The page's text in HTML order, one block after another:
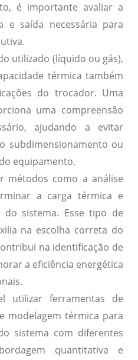
é importante avaliar a
e saída necessária para
utilizado (líquido ou gás),
térmica também
do trocador. Uma
uma compreensão
ajudando a evitar
subdimensionamento ou
equipamento.
métodos como a análise
a carga térmica e
sistema. Esse tipo de
na escolha correta do
na identificação de
a eficiência energética
utilizar ferramentas de
modelagem térmica para
sistema com diferentes
quantitativa e